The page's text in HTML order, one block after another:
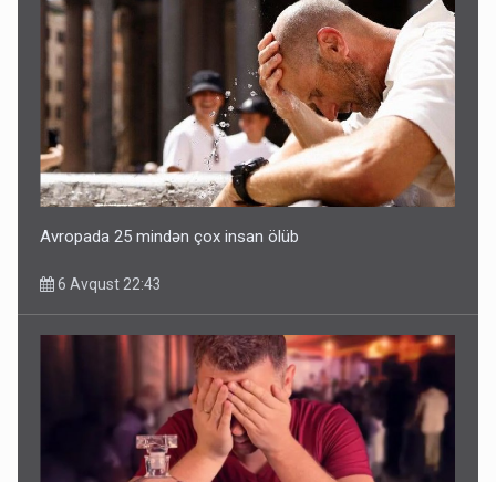
Avropada 25 mindən çox insan ölüb
6 Avqust 22:43